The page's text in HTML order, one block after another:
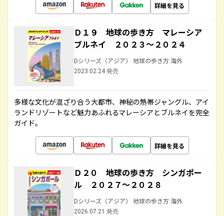
詳細を見る
Ｄ１９ 地球の歩き方 マレーシア
ブルネイ ２０２３～２０２４
Dシリーズ（アジア） 地球の歩き方 海外
2023.02.24 発売
多様な文化が混ざり合う大都市、神秘の熱帯ジャングル、アイ
ランドリゾートなど魅力あふれるマレーシアとブルネイを完全
ガイド。
詳細を見る
Ｄ２０ 地球の歩き方 シンガポー
ル ２０２７～２０２８
Dシリーズ（アジア） 地球の歩き方 海外
2026.07.21 発売